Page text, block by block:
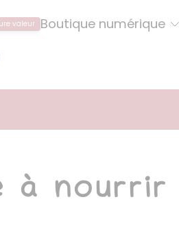
valeur Boutique numérique
à nourrir